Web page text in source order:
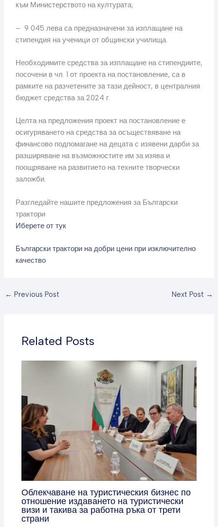
към Министерството на културата;
– 9 045 лева са предназначени за изплащане на
стипендия на ученици от общински училища.
Необходимите средства за изплащане на стипендиите,
посочени в чл. 1 от проекта на постановление, са в
рамките на разчетените за тази дейност, в централния
бюджет средства за 2024 г.
Целта на предложения проект на постановление е
осигуряването на средства за осъществяване на
финансово подпомагане на децата с изявени дарби за
разширяване на възможностите им за изява и
поощряване на развитието на техните творчески
заложби.
Разгледайте нашите предложения за Български
трактори
Иберете от тук
Български трактори на добри цени при изключително
качество
← Previous Post Next Post →
Related Posts
Облекчаване на туристическия бизнес по
отношение издаването на туристически
визи и такива за работна ръка от трети
страни